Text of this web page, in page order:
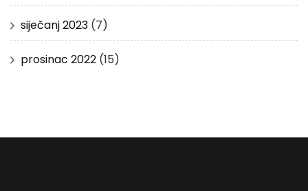
siječanj 2023 (7)
prosinac 2022 (15)